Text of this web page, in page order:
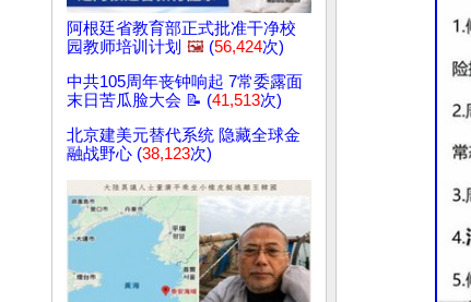
阿根廷省教育部正式批准干净校
园教师培训计划 🖼️ (56,424次)
中共105周年丧钟响起 7常委露面
末日苦瓜脸大会 📝 (41,513次)
北京建美元替代系统 隐藏全球金
融战野心 (38,123次)